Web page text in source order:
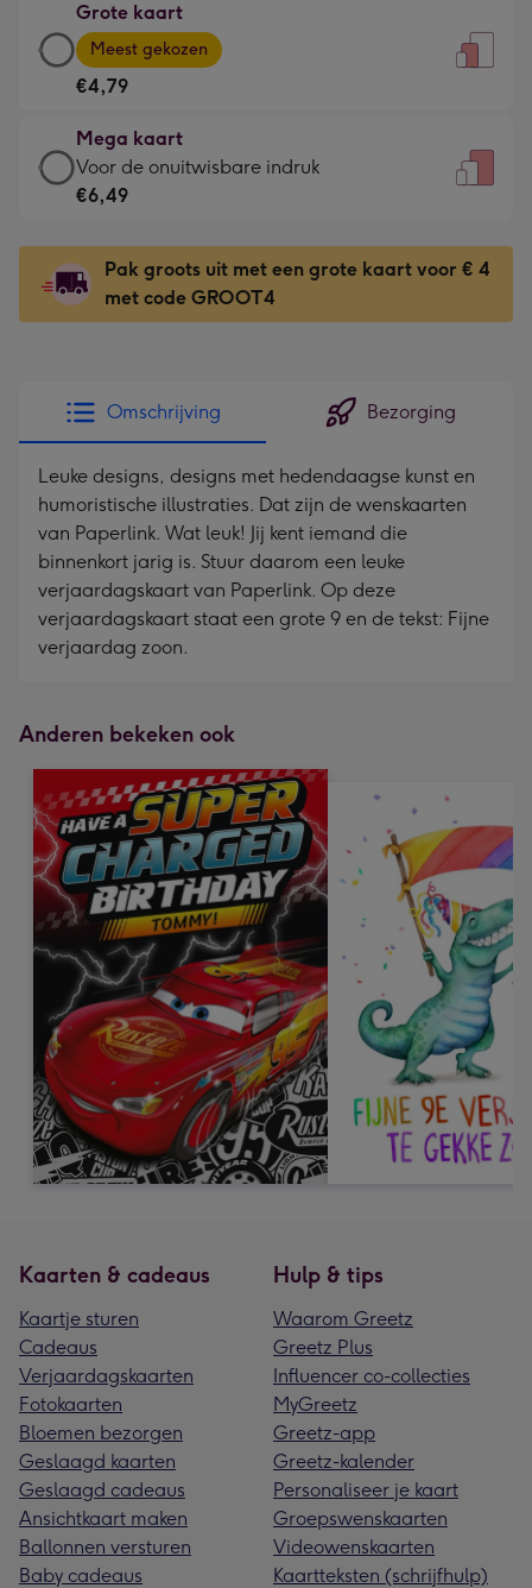
€3,49
-
Voor
kleine
gelukwens
-
120
x
160
mm
Grote kaart
Grote
kaart
-
€4,79
-
Meest
gekozen
Dimensions:
167
x
Meest gekozen
€4,79
Mega kaart
Mega
kaart
€6,49
-
Voor
-
Dimensions:
241
x
333
mm
Voor de onuitwisbare indruk
€6,49
Pak groots uit met een grote kaart voor € 4
met code GROOT4
Omschrijving Bezorging
Leuke designs, designs met hedendaagse kunst en
humoristische illustraties. Dat zijn de wenskaarten
van Paperlink. Wat leuk! Jij kent iemand die
binnenkort jarig is. Stuur daarom een leuke
verjaardagskaart van Paperlink. Op deze
verjaardagskaart staat een grote 9 en de tekst: Fijne
verjaardag zoon.
Anderen bekeken ook
Kaarten & cadeaus
Kaartje sturen
Cadeaus
Verjaardagskaarten
Fotokaarten
Bloemen bezorgen
Geslaagd kaarten
Geslaagd cadeaus
Ansichtkaart maken
Ballonnen versturen
Baby cadeaus
Hulp & tips
Waarom Greetz
Greetz Plus
Influencer co-collecties
MyGreetz
Greetz-app
Greetz-kalender
Personaliseer je kaart
Groepswenskaarten
Videowenskaarten
Kaartteksten (schrijfhulp)